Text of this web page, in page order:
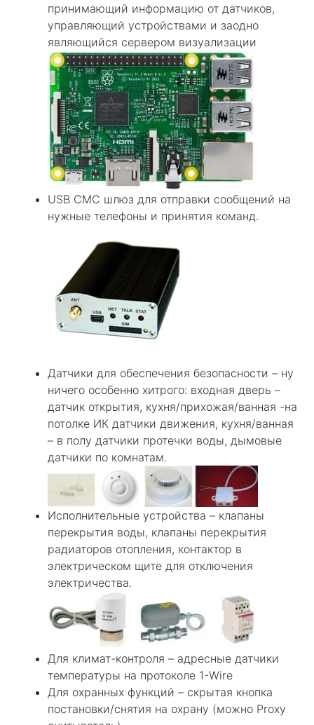
принимающий информацию от датчиков,
управляющий устройствами и заодно
являющийся сервером визуализации
USB СМС шлюз для отправки сообщений на
нужные телефоны и принятия команд.
Датчики для обеспечения безопасности – ну
ничего особенно хитрого: входная дверь –
датчик открытия, кухня/прихожая/ванная -на
потолке ИК датчики движения, кухня/ванная
– в полу датчики протечки воды, дымовые
датчики по комнатам.
Исполнительные устройства – клапаны
перекрытия воды, клапаны перекрытия
радиаторов отопления, контактор в
электрическом щите для отключения
электричества.
Для климат-контроля – адресные датчики
температуры на протоколе 1-Wire
Для охранных функций – скрытая кнопка
постановки/снятия на охрану (можно Proxy